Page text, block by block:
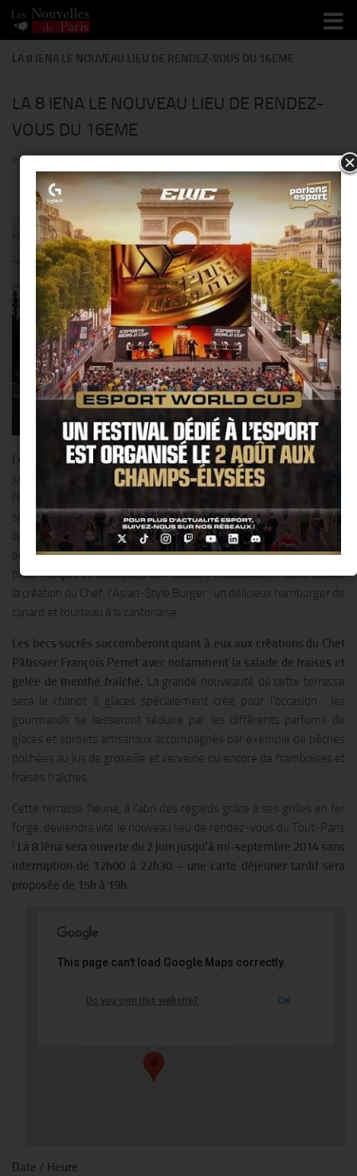
Skip to content
LA 8 IENA LE NOUVEAU LIEU DE RENDEZ-VOUS DU 16EME
LA 8 IENA LE NOUVEAU LIEU DE RENDEZ-
VOUS DU 16EME
PAR
Le Shangri-La Hotel, Paris dévoile ses plus beaux atours dès le 2
juin avec La 8 Iéna, sa nouvelle terrasse située dans l’avant-cour de
spécialement imaginée par le Chef Exécutif Philippe Labbé
comblera les petites et les grandes faims :salades légères et
printanières comme la Salade de crabe au pamplemousse rose,
plats français et asiatiques aux saveurs ensoleillées… sans oublier
la création du Chef, l’Asian-Style Burger : un délicieux hamburger de
canard et tourteau à la cantonaise.
Les becs sucrés succomberont quant à eux aux créations du Chef
Pâtissier François Perret avec notamment la salade de fraises et
gelée de menthe fraîche. La grande nouveauté de cette terrasse
sera le chariot à glaces spécialement créé pour l’occasion : les
gourmands se laisseront séduire par les différents parfums de
glaces et sorbets artisanaux accompagnés par exemple de pêches
pochées au jus de groseille et verveine ou encore de framboises et
fraises fraîches…
Cette terrasse fleurie, à l’abri des regards grâce à ses grilles en fer
forgé, deviendra vite le nouveau lieu de rendez-vous du Tout-Paris
La 8 Iéna sera ouverte du 2 juin jusqu’à mi-septembre 2014 sans
interruption de 12h00 à 22h30 – une carte déjeuner tardif sera
proposée de 15h à 19h.
This page can't load Google Maps correctly.
Do you own this website? OK
Date / Heure